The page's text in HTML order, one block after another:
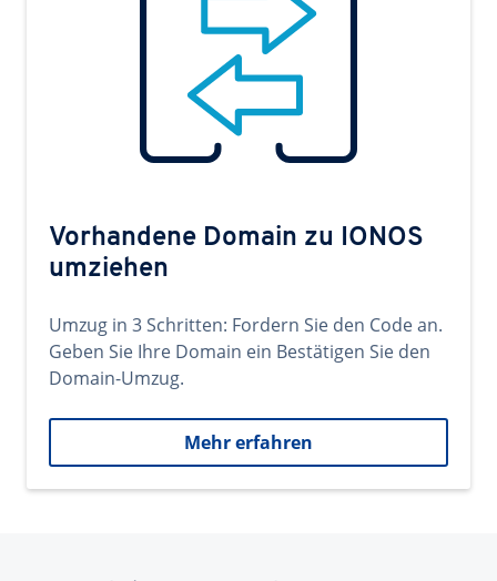
Vorhandene Domain zu IONOS
umziehen
Umzug in 3 Schritten: Fordern Sie den Code an.
Geben Sie Ihre Domain ein Bestätigen Sie den
Domain-Umzug.
Mehr erfahren